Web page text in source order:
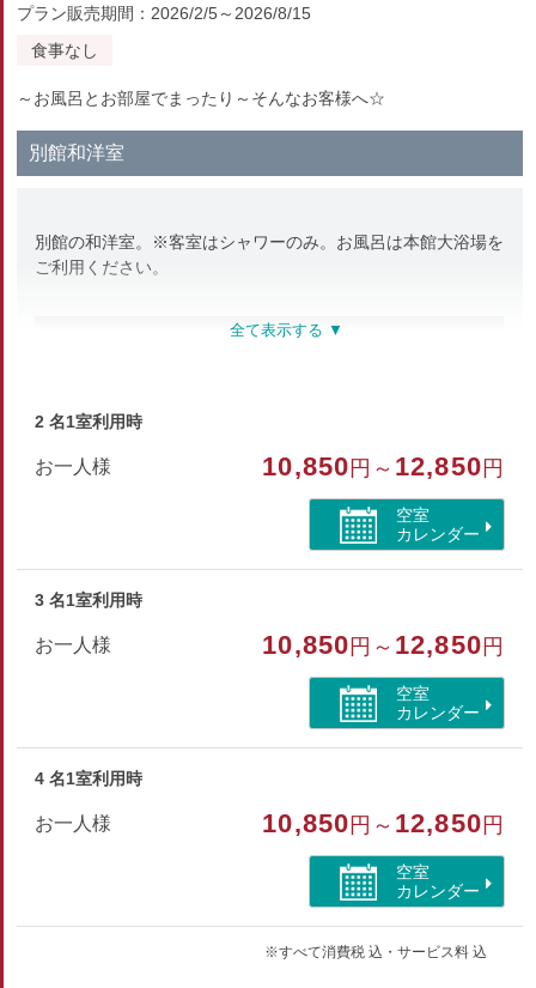
プラン販売期間：2026/2/5～2026/8/15
食事なし
～お風呂とお部屋でまったり～そんなお客様へ☆
別館和洋室
別館の和洋室。※客室はシャワーのみ。お風呂は本館大浴場を
ご利用ください。
部屋特徴
トイレ/禁煙/インターネットができる部屋/洗浄機付トイ
2 名1室利用時
お一人様 10,850 円～ 12,850 円
空室
カレンダー
3 名1室利用時
お一人様 10,850 円～ 12,850 円
空室
カレンダー
4 名1室利用時
お一人様 10,850 円～ 12,850 円
空室
カレンダー
※すべて消費税 込・サービス料 込